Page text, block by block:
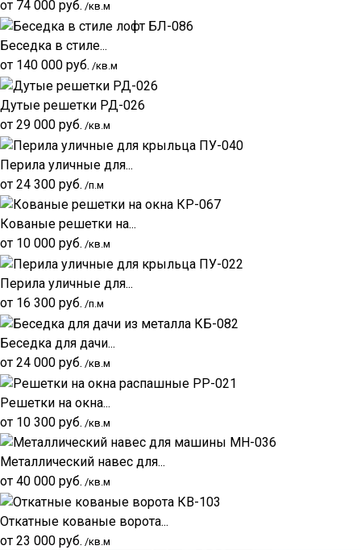
от 74 000 руб. /кв.м
Беседка в стиле...
от 140 000 руб. /кв.м
Дутые решетки РД-026
от 29 000 руб. /кв.м
Перила уличные для...
от 24 300 руб. /п.м
Кованые решетки на...
от 10 000 руб. /кв.м
Перила уличные для...
от 16 300 руб. /п.м
Беседка для дачи...
от 24 000 руб. /кв.м
Решетки на окна...
от 10 300 руб. /кв.м
Металлический навес для...
от 40 000 руб. /кв.м
Откатные кованые ворота...
от 23 000 руб. /кв.м